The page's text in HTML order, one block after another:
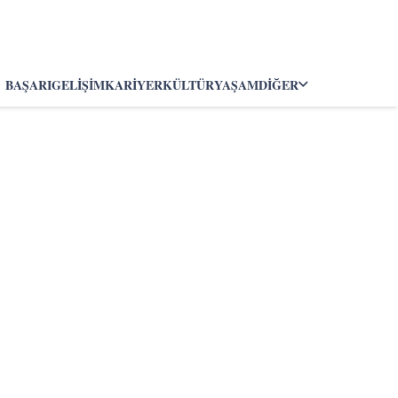
BAŞARIGELIŞIMKARIYERKÜLTÜRYAŞAMDIĞER